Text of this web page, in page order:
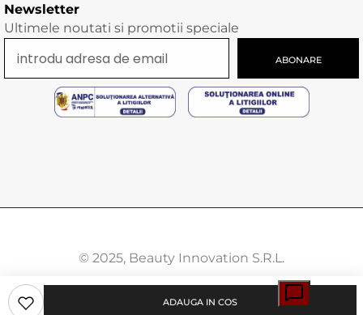
ADAUGA IN COS
Newsletter
Ultimele noutati si promotii speciale
ABONARE
© 2025, Beauty Innovation S.R.L.